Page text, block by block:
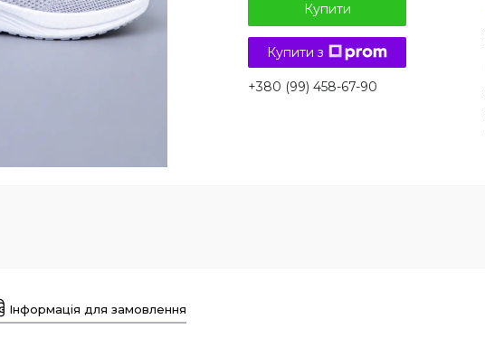
Купити
Купити з
+380 (99) 458-67-90
Інформація для замовлення